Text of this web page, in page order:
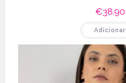
€38.90
Adicionar